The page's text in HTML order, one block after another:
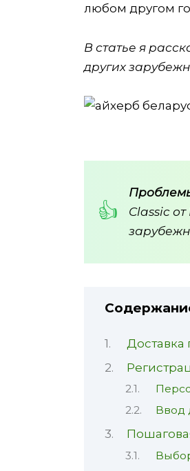
любом другом
В статье я
других
Classic
Доставка
Ввод